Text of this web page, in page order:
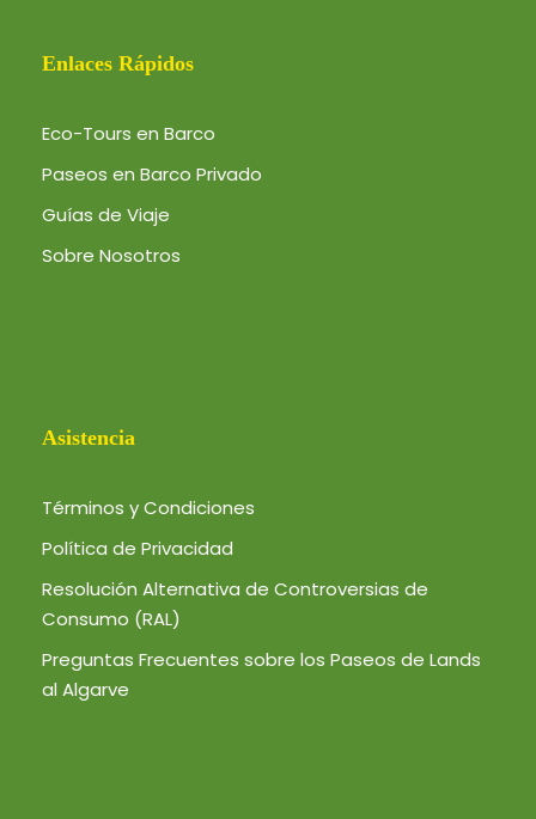
Enlaces Rápidos
Eco-Tours en Barco
Paseos en Barco Privado
Guías de Viaje
Sobre Nosotros
Asistencia
Términos y Condiciones
Política de Privacidad
Resolución Alternativa de Controversias de
Consumo (RAL)
Preguntas Frecuentes sobre los Paseos de Lands
al Algarve